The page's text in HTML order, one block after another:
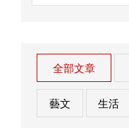
全部文章
藝文 生活